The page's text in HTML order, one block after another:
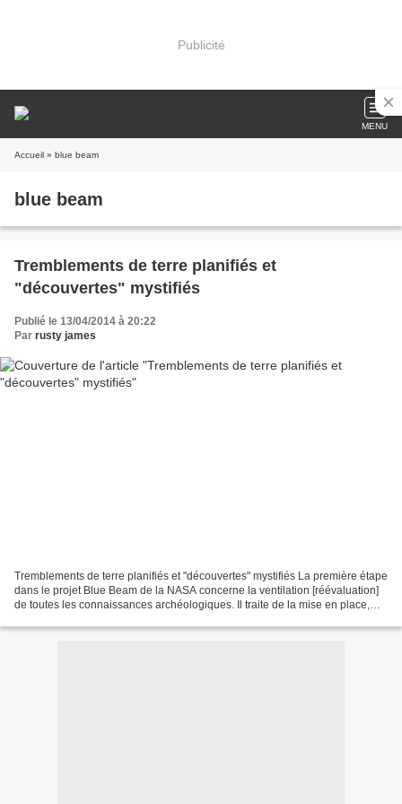
Publicité
MENU
Accueil » blue beam
blue beam
Tremblements de terre planifiés et
"découvertes" mystifiés
Publié le 13/04/2014 à 20:22
Par rusty james
Tremblements de terre planifiés et "découvertes" mystifiés La première étape
dans le projet Blue Beam de la NASA concerne la ventilation [réévaluation]
de toutes les connaissances archéologiques. Il traite de la mise en place,